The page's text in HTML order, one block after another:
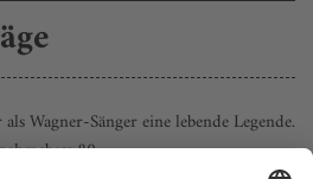
Wagner-Sänger eine lebende Legende.
80